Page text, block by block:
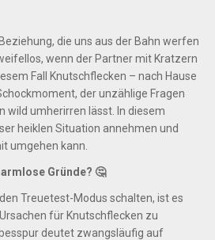
die uns aus der Bahn werfen
wenn der Partner mit Kratzern
Fall Knutschflecken – nach Hause
der unzählige Fragen
wild umherirren lässt. In diesem
heiklen Situation annehmen und
umgehen kann.
Gründe? 🤔
Treuetest-Modus schalten, ist es
für Knutschflecken zu
deutet zwangsläufig auf